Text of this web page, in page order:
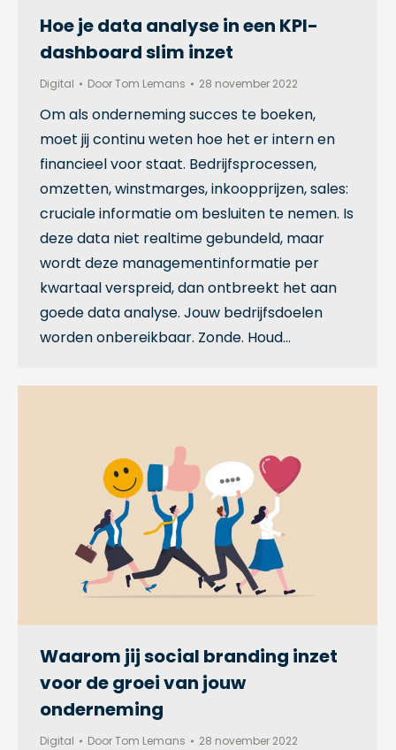
Hoe je data analyse in een KPI-
dashboard slim inzet
Digital DoorTom Lemans 28 november 2022
Om als onderneming succes te boeken,
moet jij continu weten hoe het er intern en
financieel voor staat. Bedrijfsprocessen,
omzetten, winstmarges, inkoopprijzen, sales:
cruciale informatie om besluiten te nemen. Is
deze data niet realtime gebundeld, maar
wordt deze managementinformatie per
kwartaal verspreid, dan ontbreekt het aan
goede data analyse. Jouw bedrijfsdoelen
worden onbereikbaar. Zonde. Houd…
Waarom jij social branding inzet
voor de groei van jouw
onderneming
Digital DoorTom Lemans 28 november 2022